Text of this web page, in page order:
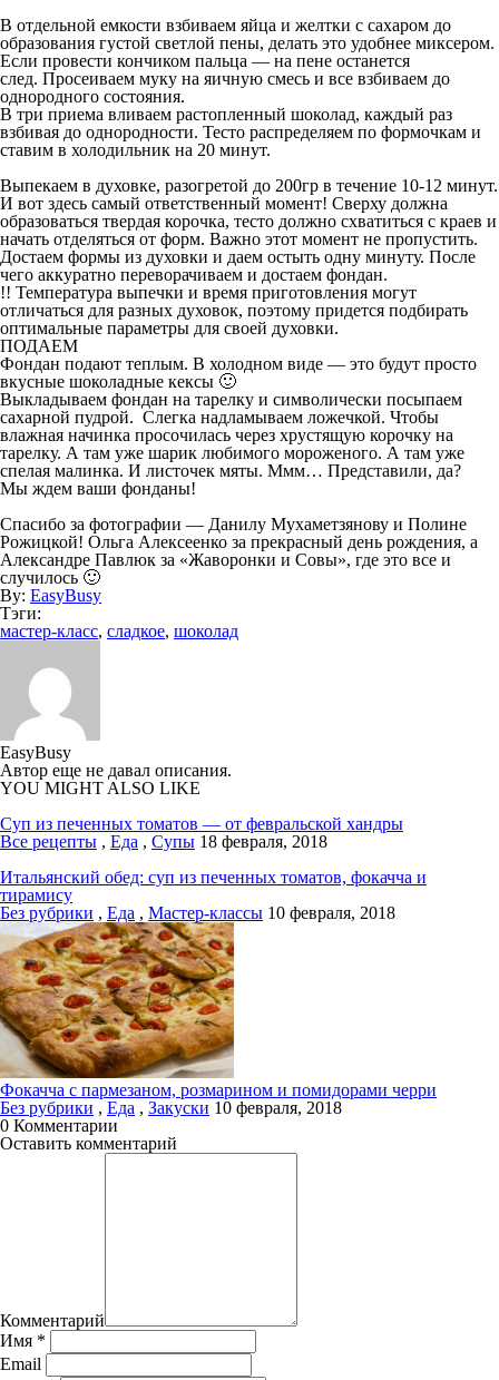
В отдельной емкости взбиваем яйца и желтки с сахаром до
образования густой светлой пены, делать это удобнее миксером.
Если провести кончиком пальца — на пене останется
след. Просеиваем муку на яичную смесь и все взбиваем до
однородного состояния.
В три приема вливаем растопленный шоколад, каждый раз
взбивая до однородности. Тесто распределяем по формочкам и
ставим в холодильник на 20 минут.
Выпекаем в духовке, разогретой до 200гр в течение 10-12 минут.
И вот здесь самый ответственный момент! Сверху должна
образоваться твердая корочка, тесто должно схватиться с краев и
начать отделяться от форм. Важно этот момент не пропустить.
Достаем формы из духовки и даем остыть одну минуту. После
чего аккуратно переворачиваем и достаем фондан.
!! Температура выпечки и время приготовления могут
отличаться для разных духовок, поэтому придется подбирать
оптимальные параметры для своей духовки.
ПОДАЕМ
Фондан подают теплым. В холодном виде — это будут просто
вкусные шоколадные кексы 🙂
Выкладываем фондан на тарелку и символически посыпаем
сахарной пудрой. Слегка надламываем ложечкой. Чтобы
влажная начинка просочилась через хрустящую корочку на
тарелку. А там уже шарик любимого мороженого. А там уже
спелая малинка. И листочек мяты. Ммм… Представили, да?
Мы ждем ваши фонданы!
Спасибо за фотографии — Данилу Мухаметзянову и Полине
Рожицкой! Ольга Алексеенко за прекрасный день рождения, а
Александре Павлюк за «Жаворонки и Совы», где это все и
случилось 🙂
By: EasyBusy
Тэги:
мастер-класс, сладкое, шоколад
EasyBusy
Автор еще не давал описания.
YOU MIGHT ALSO LIKE
Суп из печенных томатов — от февральской хандры
Все рецепты , Еда , Супы 18 февраля, 2018
Итальянский обед: суп из печенных томатов, фокачча и
тирамису
Без рубрики , Еда , Мастер-классы 10 февраля, 2018
Фокачча с пармезаном, розмарином и помидорами черри
Без рубрики , Еда , Закуски 10 февраля, 2018
0 Комментарии
Оставить комментарий
Комментарий
Имя *
Email